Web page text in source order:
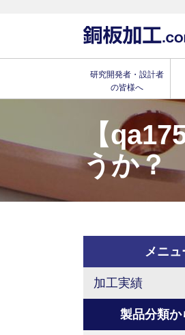
研究開発者・設計者
の皆様へ
【
うか？
メニュ
加工実績
製品分類か